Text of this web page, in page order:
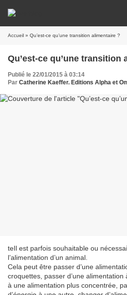
Accueil » Qu’est-ce qu’une transition alimentaire ?
Qu’est-ce qu’une transition
Publié le 22/01/2015 à 03:14
Par Catherine Kaeffer. Editions Alpha et
teIl est parfois souhaitable ou
l’alimentation d’un animal.
Cela peut être passer d’une
croquettes, passer d’une
à une alimentation plus concentrée,